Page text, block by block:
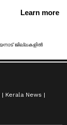
Kerala News